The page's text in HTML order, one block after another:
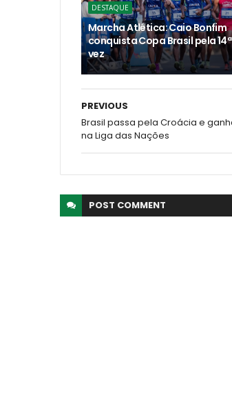
DESTAQUE
Marcha Atlética: Caio Bonfim
conquista Copa Brasil pela 14ª
vez
PREVIOUS
Brasil passa pela Croácia e
na Liga das Nações
POST COMMENT